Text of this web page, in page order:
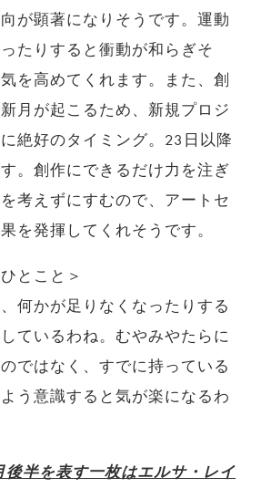
が顕著になりそうです。運動
たりすると衝動が和らぎそ
を高めてくれます。また、創
月が起こるため、新規プロジ
絶好のタイミング。23日以降
。創作にできるだけ力を注ぎ
考えずにすむので、アートセ
を発揮してくれそうです。
とこと＞
何かが足りなくなったりする
ているわね。むやみやたらに
ではなく、すでに持っている
う意識すると気が楽になるわ
半を表す一枚はエルサ・レイ